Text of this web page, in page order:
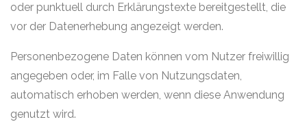
oder punktuell durch Erklärungstexte bereitgestellt, die
vor der Datenerhebung angezeigt werden.
Personenbezogene Daten können vom Nutzer freiwillig
angegeben oder, im Falle von Nutzungsdaten,
automatisch erhoben werden, wenn diese Anwendung
genutzt wird.